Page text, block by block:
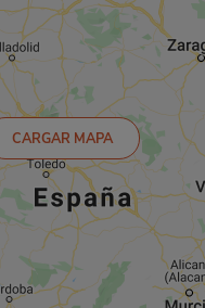
CARGAR MAPA